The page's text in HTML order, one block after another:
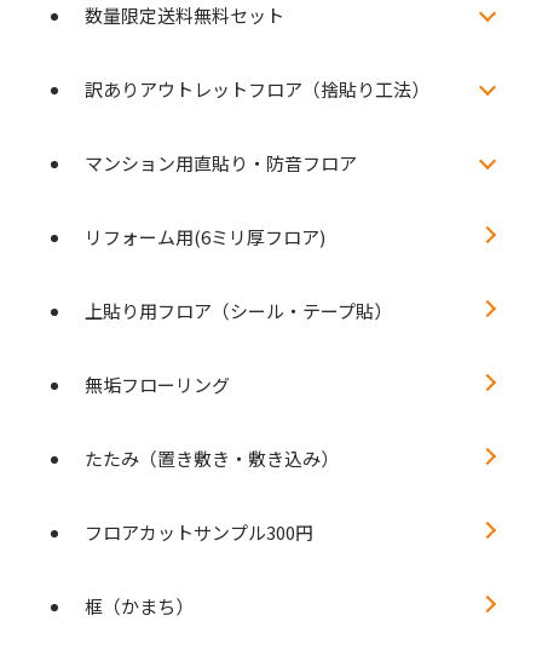
数量限定送料無料セット
訳ありアウトレットフロア（捨貼り工法）
マンション用直貼り・防音フロア
リフォーム用(6ミリ厚フロア)
上貼り用フロア（シール・テープ貼）
無垢フローリング
たたみ（置き敷き・敷き込み）
フロアカットサンプル300円
框（かまち）